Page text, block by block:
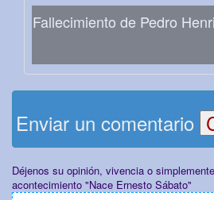
Fallecimiento de Pedro
Enviar un comentario
Déjenos su opinión, vivencia o
acontecimiento "Nace Ernesto Sábato"